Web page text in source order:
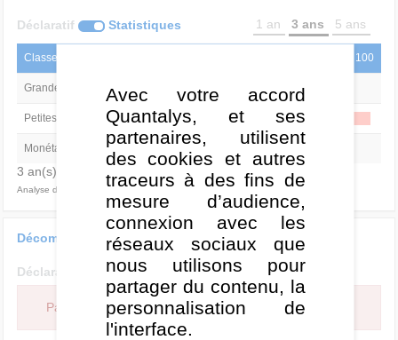
Déclaratif Statistiques 1 an 3 ans 5 ans
Classe d'actifs 100
Grandes Cap
Petites Cap 96,8%
Monétaire
3 an(s) - R² = 90,0
Analyse de style au : 31/07/2026
Décomposition moyenne par style
Déclaratif Statistiques
Pas d'analyse de style pour cette catégorie de produit.
Avec votre accord
Quantalys, et ses
partenaires, utilisent
des cookies et autres
traceurs à des fins de
mesure d’audience,
connexion avec les
réseaux sociaux que
nous utilisons pour
partager du contenu, la
personnalisation de
l'interface.